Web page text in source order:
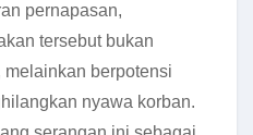
pernapasan,
tersebut bukan
berpotensi
nyawa korban.